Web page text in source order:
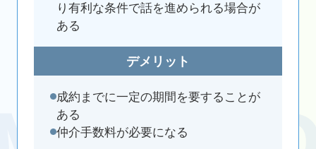
り有利な条件で話を進められる場合が
ある
デメリット
成約までに一定の期間を要することが
ある
仲介手数料が必要になる